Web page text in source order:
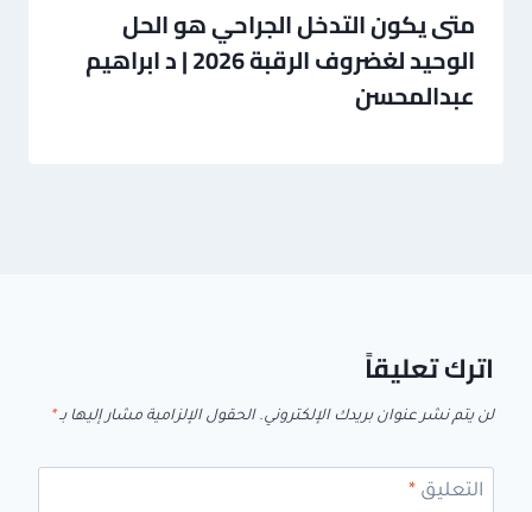
متى يكون التدخل الجراحي هو الحل
الوحيد لغضروف الرقبة 2026 | د ابراهيم
عبدالمحسن
اترك تعليقاً
لن يتم نشر عنوان بريدك الإلكتروني. الحقول الإلزامية مشار إليها بـ*
التعليق *